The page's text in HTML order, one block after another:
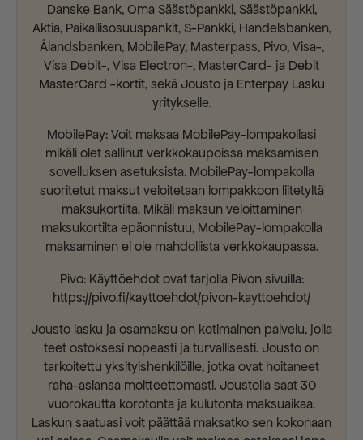
Danske Bank, Oma Säästöpankki, Säästöpankki,
Aktia, Paikallisosuuspankit, S-Pankki, Handelsbanken,
Ålandsbanken, MobilePay, Masterpass, Pivo, Visa-,
Visa Debit-, Visa Electron-, MasterCard- ja Debit
MasterCard -kortit, sekä Jousto ja Enterpay Lasku
yritykselle.
MobilePay: Voit maksaa MobilePay-lompakollasi
mikäli olet sallinut verkkokaupoissa maksamisen
sovelluksen asetuksista. MobilePay-lompakolla
suoritetut maksut veloitetaan lompakkoon liitetyltä
maksukortilta. Mikäli maksun veloittaminen
maksukortilta epäonnistuu, MobilePay-lompakolla
maksaminen ei ole mahdollista verkkokaupassa.
Pivo: Käyttöehdot ovat tarjolla Pivon sivuilla:
https://pivo.fi/kayttoehdot/pivon-kayttoehdot/
Jousto lasku ja osamaksu on kotimainen palvelu, jolla
teet ostoksesi nopeasti ja turvallisesti. Jousto on
tarkoitettu yksityishenkilöille, jotka ovat hoitaneet
raha-asiansa moitteettomasti. Joustolla saat 30
vuorokautta korotonta ja kulutonta maksuaikaa.
Laskun saatuasi voit päättää maksatko sen kokonaan